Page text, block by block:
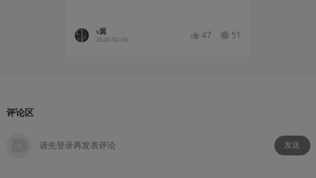
v翼
2020-02-06 47 51
评论区
发送